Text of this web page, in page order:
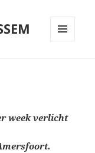
week verlicht